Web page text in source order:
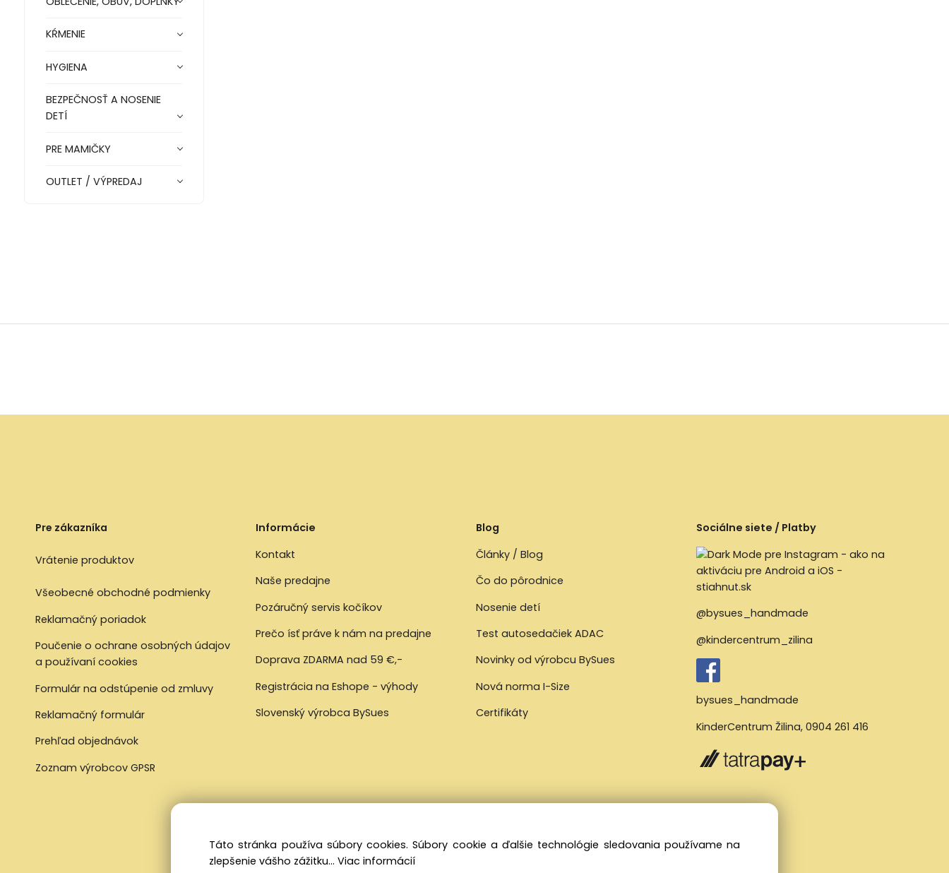
KŔMENIE
HYGIENA
BEZPEČNOSŤ A NOSENIE
DETÍ
PRE MAMIČKY
OUTLET / VÝPREDAJ
Pre zákazníka
Vrátenie produktov
Všeobecné obchodné podmienky
Reklamačný poriadok
Poučenie o ochrane osobných údajov
a používaní cookies
Formulár na odstúpenie od zmluvy
Reklamačný formulár
Prehľad objednávok
Zoznam výrobcov GPSR
Informácie
Kontakt
Naše predajne
Pozáručný servis kočíkov
Prečo ísť práve k nám na predajne
Doprava ZDARMA nad 59 €,-
Registrácia na Eshope - výhody
Slovenský výrobca BySues
Blog
Články / Blog
Čo do pôrodnice
Nosenie detí
Test autosedačiek ADAC
Novinky od výrobcu BySues
Nová norma I-Size
Certifikáty
Sociálne siete / Platby
@bysues_handmade
@kindercentrum_zilina
bysues_handmade
KinderCentrum Žilina,0904 261 416
Táto stránka používa súbory cookies. Súbory cookie a ďalšie technológie sledovania používame na
zlepšenie vášho zážitku... Viac informácií